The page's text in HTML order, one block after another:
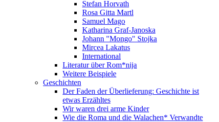
Stefan Horvath
Rosa Gitta Martl
Samuel Mago
Katharina Graf-Janoska
Johann "Mongo" Stojka
Mircea Lakatus
International
Literatur über Rom*nija
Weitere Beispiele
Geschichten
Der Faden der Überlieferung: Geschichte ist
etwas Erzähltes
Wir waren drei arme Kinder
Wie die Roma und die Walachen* Verwandte